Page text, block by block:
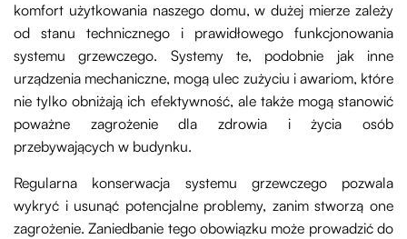
komfort użytkowania naszego domu, w dużej mierze zależy
od stanu technicznego i prawidłowego funkcjonowania
systemu grzewczego. Systemy te, podobnie jak inne
urządzenia mechaniczne, mogą ulec zużyciu i awariom, które
nie tylko obniżają ich efektywność, ale także mogą stanowić
poważne zagrożenie dla zdrowia i życia osób
przebywających w budynku.
Regularna konserwacja systemu grzewczego pozwala
wykryć i usunąć potencjalne problemy, zanim stworzą one
zagrożenie. Zaniedbanie tego obowiązku może prowadzić do